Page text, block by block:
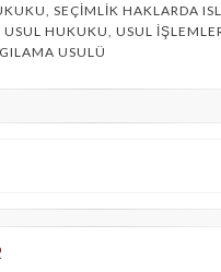
, SEÇIMLIK HAKLARDA
USUL HUKUKU, USUL
USULÜ